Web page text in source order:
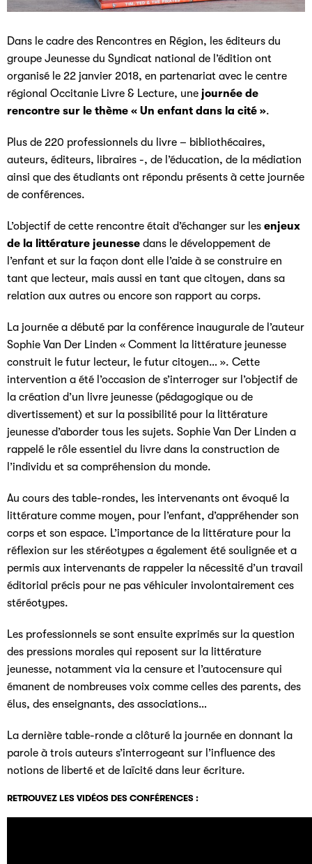
Dans le cadre des Rencontres en Région, les éditeurs du
groupe Jeunesse du Syndicat national de l’édition ont
organisé le 22 janvier 2018, en partenariat avec le centre
régional Occitanie Livre & Lecture, une journée de
rencontre sur le thème « Un enfant dans la cité ».
Plus de 220 professionnels du livre – bibliothécaires,
auteurs, éditeurs, libraires -, de l’éducation, de la médiation
ainsi que des étudiants ont répondu présents à cette journée
de conférences.
L’objectif de cette rencontre était d’échanger sur les enjeux
de la littérature jeunesse dans le développement de
l’enfant et sur la façon dont elle l’aide à se construire en
tant que lecteur, mais aussi en tant que citoyen, dans sa
relation aux autres ou encore son rapport au corps.
La journée a débuté par la conférence inaugurale de l’auteur
Sophie Van Der Linden « Comment la littérature jeunesse
construit le futur lecteur, le futur citoyen… ». Cette
intervention a été l’occasion de s’interroger sur l’objectif de
la création d’un livre jeunesse (pédagogique ou de
divertissement) et sur la possibilité pour la littérature
jeunesse d’aborder tous les sujets. Sophie Van Der Linden a
rappelé le rôle essentiel du livre dans la construction de
l’individu et sa compréhension du monde.
Au cours des table-rondes, les intervenants ont évoqué la
littérature comme moyen, pour l’enfant, d’appréhender son
corps et son espace. L’importance de la littérature pour la
réflexion sur les stéréotypes a également été soulignée et a
permis aux intervenants de rappeler la nécessité d’un travail
éditorial précis pour ne pas véhiculer involontairement ces
stéréotypes.
Les professionnels se sont ensuite exprimés sur la question
des pressions morales qui reposent sur la littérature
jeunesse, notamment via la censure et l’autocensure qui
émanent de nombreuses voix comme celles des parents, des
élus, des enseignants, des associations…
La dernière table-ronde a clôturé la journée en donnant la
parole à trois auteurs s’interrogeant sur l’influence des
notions de liberté et de laïcité dans leur écriture.
RETROUVEZ LES VIDÉOS DES CONFÉRENCES :